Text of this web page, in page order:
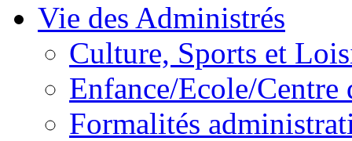
Vie des Administrés
Culture, Sports et
Enfance/Ecole/Centre
Formalités